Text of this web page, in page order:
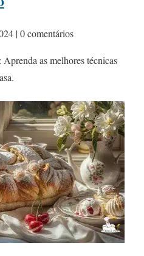
| 0 comentários
as melhores técnicas